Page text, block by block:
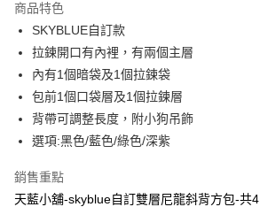
Apple Pay
街口支付
悠遊付
Google Pay
相關說明
【大哥付你分期使用說明】
商品特色
SKYBLUE自訂款
拉鍊開口有內裡，有兩個主層
內有1個暗袋及1個拉鍊袋
包前1個口袋層及1個拉鍊層
背帶可調整長度，附小狗吊飾
選項:黑色/藍色/綠色/深紫
銷售重點
天藍小舖-skyblue自訂雙層尼龍斜背方包-共4